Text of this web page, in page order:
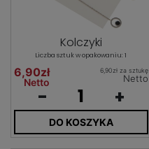
Kolczyki
Liczba sztuk w opakowaniu: 1
6,90zł
Netto
6,90zł za sztukę
Netto
- +
DO KOSZYKA